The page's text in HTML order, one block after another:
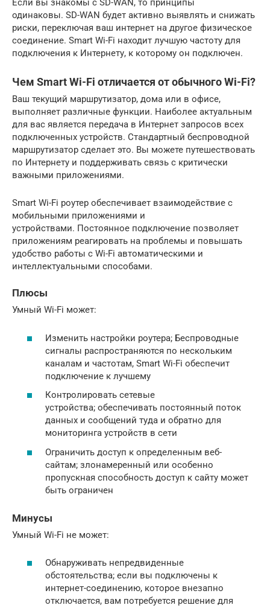
Если вы знакомы с SD-WAN, то принципы
одинаковы. SD-WAN будет активно выявлять и снижать
риски, переключая ваш интернет на другое физическое
соединение. Smart Wi-Fi находит лучшую частоту для
подключения к Интернету, к которому он подключен.
Чем Smart Wi-Fi отличается от обычного Wi-Fi?
Ваш текущий маршрутизатор, дома или в офисе,
выполняет различные функции. Наиболее актуальным
для вас является передача в Интернет запросов всех
подключенных устройств. Стандартный беспроводной
маршрутизатор сделает это. Вы можете путешествовать
по Интернету и поддерживать связь с критически
важными приложениями.
Smart Wi-Fi роутер обеспечивает взаимодействие с
мобильными приложениями и
устройствами. Постоянное подключение позволяет
приложениям реагировать на проблемы и повышать
удобство работы с Wi-Fi автоматическими и
интеллектуальными способами.
Плюсы
Умный Wi-Fi может:
Изменить настройки роутера; Беспроводные
сигналы распространяются по нескольким
каналам и частотам, Smart Wi-Fi обеспечит
подключение к лучшему
Контролировать сетевые
устройства; обеспечивать постоянный поток
данных и сообщений туда и обратно для
мониторинга устройств в сети
Ограничить доступ к определенным веб-
сайтам; злонамеренный или особенно
пропускная способность доступ к сайту может
быть ограничен
Минусы
Умный Wi-Fi не может:
Обнаруживать непредвиденные
обстоятельства; если вы подключены к
интернет-соединению, которое внезапно
отключается, вам потребуется решение для